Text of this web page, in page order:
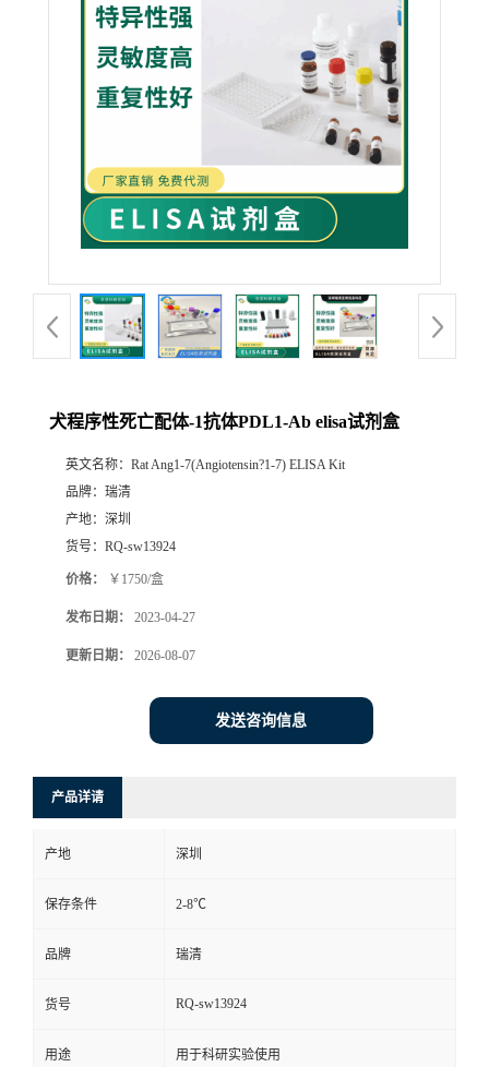
犬程序性死亡配体-1抗体PDL1-Ab elisa试剂盒
英文名称： Rat Ang1-7(Angiotensin?1-7) ELISA Kit
品牌： 瑞清
产地： 深圳
货号： RQ-sw13924
价格： ￥1750/盒
发布日期： 2023-04-27
更新日期： 2026-08-07
发送咨询信息
产品详请
产地 深圳
保存条件 2-8℃
品牌 瑞清
货号 RQ-sw13924
用途 用于科研实验使用